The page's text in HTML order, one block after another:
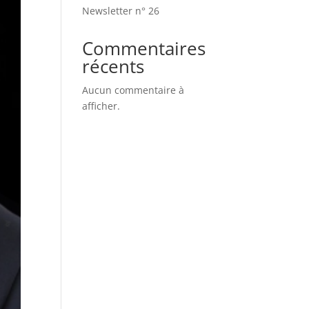
Newsletter n° 26
Commentaires
récents
Aucun commentaire à
afficher.